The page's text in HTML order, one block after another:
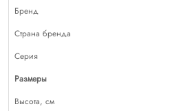
Бренд
Страна бренда
Серия
Размеры
Высота, см